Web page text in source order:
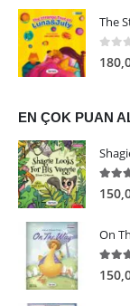
The
0 5
EN ÇOK PUAN
5.00
On
5.00